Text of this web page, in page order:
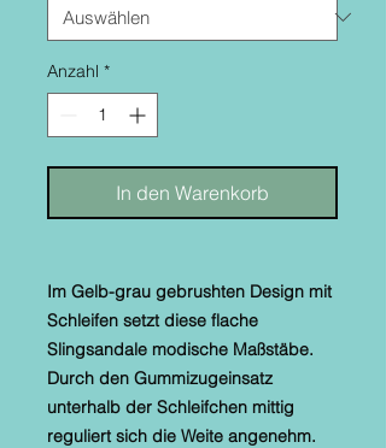
Anzahl *
In den Warenkorb
Im Gelb-grau gebrushten Design mit
Schleifen setzt diese flache
Slingsandale modische Maßstäbe.
Durch den Gummizugeinsatz
unterhalb der Schleifchen mittig
reguliert sich die Weite angenehm.